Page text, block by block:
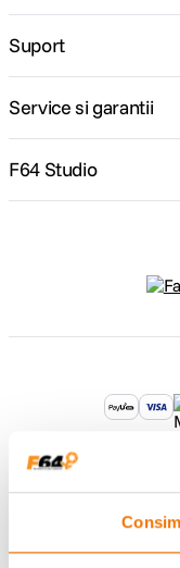
Suport
Service si garantii
F64 Studio
Comenzi si suport
+40 21 270 0050
Program de lucru
09:00 - 21:00
Showroom
Bd-ul Unirii 64,